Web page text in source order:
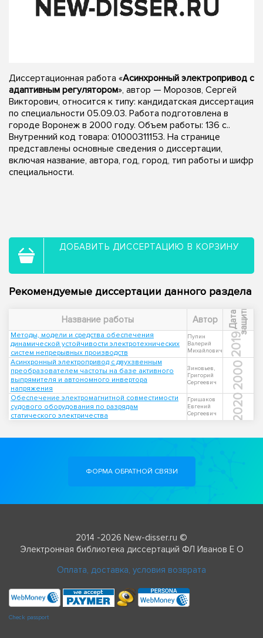
Диссертационная работа «Асинхронный электропривод с
адаптивным регулятором», автор — Морозов, Сергей
Викторович, относится к типу: кандидатская диссертация
по специальности 05.09.03. Работа подготовлена в
городе Воронеж в 2000 году. Объем работы: 136 с..
Внутренний код товара: 01000311153. На странице
представлены основные сведения о диссертации,
включая название, автора, год, город, тип работы и шифр
специальности.
ДОБАВИТЬ ДИССЕРТАЦИЮ В КОРЗИНУ
Рекомендуемые диссертации данного раздела
Название работы Автор Д
а
т
а
з
а
щ
и
т ы
Методы, модели и средства обеспечения
динамической устойчивости электротехнических
систем непрерывных производств
Пупин
Валерий
Михайлович
2019
Асинхронный электропривод с двухзвенным
преобразователем частоты на базе активного
выпрямителя и автономного инвертора
напряжения
Зиновьев,
Григорий
Сергеевич
2000
Обеспечение электромагнитной совместимости
судового оборудования по разрядам
статического электричества
Гришаков
Евгений
Сергеевич
2020
ФОРМА ОБРАТНОЙ СВЯЗИ
2014 -2026 New-disser.ru ©
Электронная библиотека диссертаций ФЛ Иванов Е О
Оплата, доставка, условия возврата
Check passport